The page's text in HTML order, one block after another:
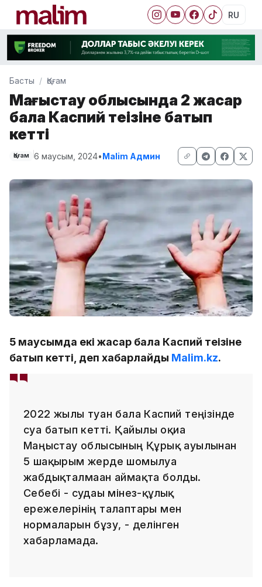
RU
Басты Қоғам
Маңғыстау облысында 2 жасар
бала Каспий теңізіне батып
кетті
Қоғам 6 маусым, 2024•Malim Админ
5 маусымда екі жасар бала Каспий теңізіне
батып кетті, деп хабарлайды Malim.kz.
2022 жылы туған бала Каспий теңізінде
суға батып кетті. Қайғылы оқиға
Маңғыстау облысының Құрық ауылынан
5 шақырым жерде шомылуға
жабдықталмаған аймақта болды.
Себебі - судағы мінез-құлық
ережелерінің талаптары мен
нормаларын бұзу, - делінген
хабарламада.